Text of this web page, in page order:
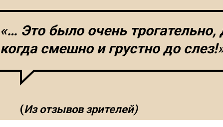
«… Это было очень
когда смешно и грустно до
(Из отзывов зрителей)